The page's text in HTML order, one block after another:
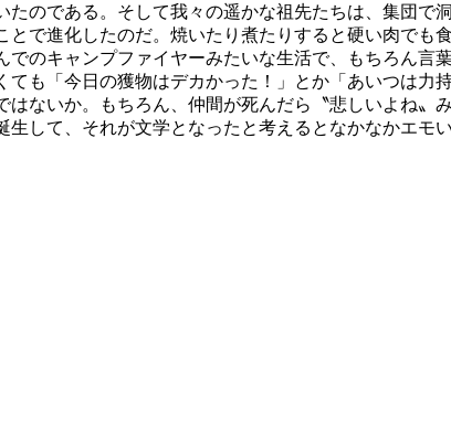
のである。そして我々の遥かな祖先たちは、集団
で進化したのだ。焼いたり煮たりすると硬い肉で
のキャンプファイヤーみたいな生活で、もちろん
も「今日の獲物はデカかった！」とか「あいつは力
ないか。もちろん、仲間が死んだら〝悲しいよね
生して、それが文学となったと考えるとなかなかエモ